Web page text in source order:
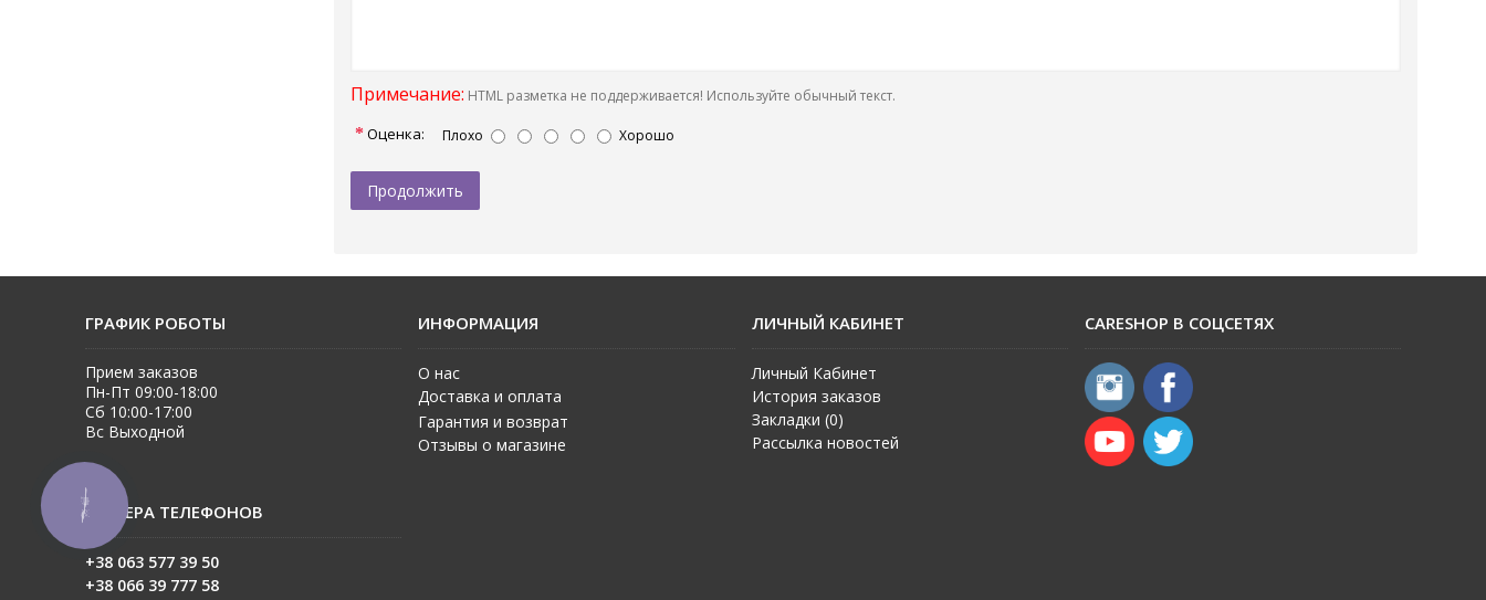
Примечание: HTML разметка не поддерживается! Используйте обычный текст.
Оценка: Плохо Хорошо
Продолжить
ГРАФИК РОБОТЫ
Прием заказов
Пн-Пт 09:00-18:00
Сб 10:00-17:00
Вс Выходной
ИНФОРМАЦИЯ
О нас
Доставка и оплата
Гарантия и возврат
Отзывы о магазине
ЛИЧНЫЙ КАБИНЕТ
Личный Кабинет
История заказов
Закладки (0)
Рассылка новостей
CARESHOP В СОЦСЕТЯХ
НОМЕРА ТЕЛЕФОНОВ
+38 063 577 39 50
+38 066 39 777 58
КНОПКА
ЗВ'ЯЗКУ